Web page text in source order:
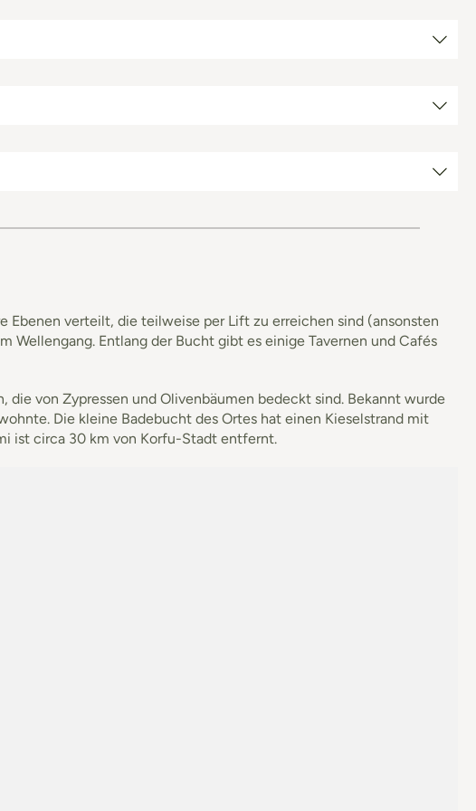
Ebenen verteilt, die teilweise per Lift zu erreichen sind (ansonsten
Wellengang. Entlang der Bucht gibt es einige Tavernen und Cafés
von Zypressen und Olivenbäumen bedeckt sind. Bekannt wurde
Die kleine Badebucht des Ortes hat einen Kieselstrand mit
ist circa 30 km von Korfu-Stadt entfernt.